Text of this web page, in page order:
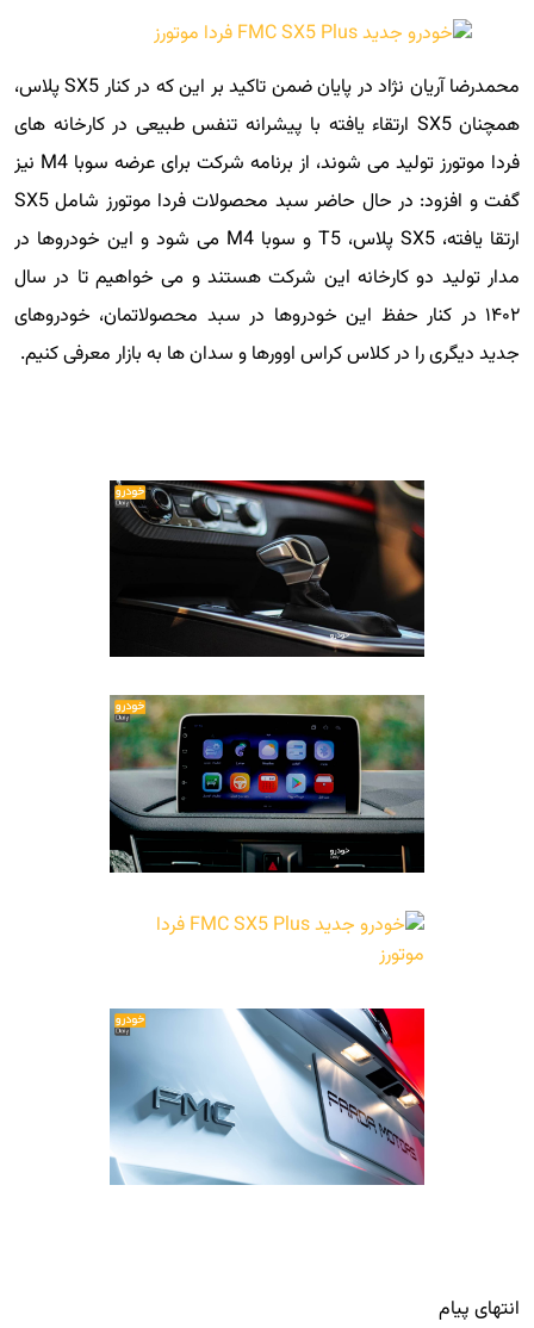
محمدرضا آریان نژاد در پایان ضمن تاکید بر این که در کنار SX5 پلاس،
همچنان SX5 ارتقاء یافته با پیشرانه تنفس طبیعی در کارخانه های
فردا موتورز تولید می شوند، از برنامه شرکت برای عرضه سوبا M4 نیز
گفت و افزود: در حال حاضر سبد محصولات فردا موتورز شامل SX5
ارتقا یافته، SX5 پلاس، T5 و سوبا M4 می شود و این خودروها در
مدار تولید دو کارخانه این شرکت هستند و می خواهیم تا در سال
۱۴۰۲ در کنار حفظ این خودروها در سبد محصولاتمان، خودروهای
جدید دیگری را در کلاس کراس اوورها و سدان ها به بازار معرفی کنیم.
انتهای پیام